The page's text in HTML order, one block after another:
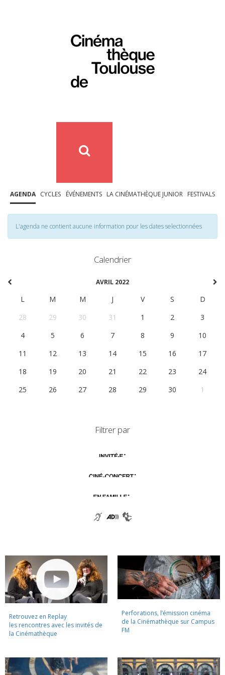
AGENDA CYCLES ÉVÉNEMENTS LA CINÉMATHÈQUE JUNIOR FESTIVALS
L'agenda ne contient aucune information pour les dates selectionnées
Calendrier
AVRIL 2022
L M M J V S
D
28
29 30 31 1 2
3
4
5 6 7 8 9
10
11
12 13 14 15 16
17
18
19 20 21 22 23
24
25
26 27 28 29 30 1
Filtrer par
Retrouvez en Replay
les rencontres avec les invités de
la Cinémathèque
Perforations, l’émission cinéma
de la Cinémathèque sur Campus
FM